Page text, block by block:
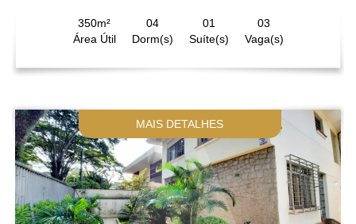
350m²
Área Útil
04
Dorm(s)
01
Suíte(s)
03
Vaga(s)
MAIS DETALHES